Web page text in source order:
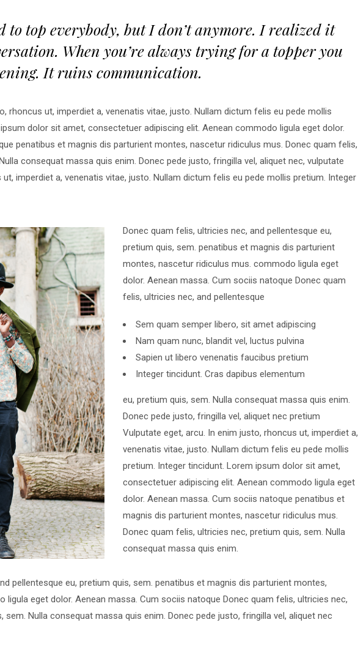
to top everybody, but I don’t anymore. I realized it
When you’re always trying for a topper you
It ruins communication.
rhoncus ut, imperdiet a, venenatis vitae, justo. Nullam dictum felis eu pede mollis
dolor sit amet, consectetuer adipiscing elit. Aenean commodo ligula eget dolor.
penatibus et magnis dis parturient montes, nascetur ridiculus mus. Donec quam felis,
consequat massa quis enim. Donec pede justo, fringilla vel, aliquet nec, vulputate
imperdiet a, venenatis vitae, justo. Nullam dictum felis eu pede mollis pretium. Integer
Donec quam felis, ultricies nec, and pellentesque eu,
pretium quis, sem. penatibus et magnis dis parturient
montes, nascetur ridiculus mus. commodo ligula eget
dolor. Aenean massa. Cum sociis natoque Donec quam
felis, ultricies nec, and pellentesque
Sem quam semper libero, sit amet adipiscing
Nam quam nunc, blandit vel, luctus pulvina
Sapien ut libero venenatis faucibus pretium
Integer tincidunt. Cras dapibus elementum
eu, pretium quis, sem. Nulla consequat massa quis enim.
Donec pede justo, fringilla vel, aliquet nec pretium
Vulputate eget, arcu. In enim justo, rhoncus ut, imperdiet a,
venenatis vitae, justo. Nullam dictum felis eu pede mollis
pretium. Integer tincidunt. Lorem ipsum dolor sit amet,
consectetuer adipiscing elit. Aenean commodo ligula eget
dolor. Aenean massa. Cum sociis natoque penatibus et
magnis dis parturient montes, nascetur ridiculus mus.
Donec quam felis, ultricies nec, pretium quis, sem. Nulla
consequat massa quis enim.
pellentesque eu, pretium quis, sem. penatibus et magnis dis parturient montes,
ligula eget dolor. Aenean massa. Cum sociis natoque Donec quam felis, ultricies nec,
sem. Nulla consequat massa quis enim. Donec pede justo, fringilla vel, aliquet nec